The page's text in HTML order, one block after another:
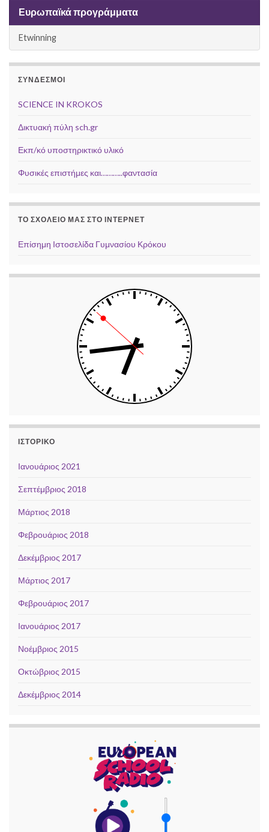
Ευρωπαϊκά προγράμματα
Etwinning
ΣΎΝΔΕΣΜΟΙ
SCIENCE IN KROKOS
Δικτυακή πύλη sch.gr
Εκπ/κό υποστηρικτικό υλικό
Φυσικές επιστήμες και………..φαντασία
ΤΟ ΣΧΟΛΕΙΟ ΜΑΣ ΣΤΟ ΙΝΤΕΡΝΕΤ
Επίσημη Ιστοσελίδα Γυμνασίου Κρόκου
ΙΣΤΟΡΙΚΌ
Ιανουάριος 2021
Σεπτέμβριος 2018
Μάρτιος 2018
Φεβρουάριος 2018
Δεκέμβριος 2017
Μάρτιος 2017
Φεβρουάριος 2017
Ιανουάριος 2017
Νοέμβριος 2015
Οκτώβριος 2015
Δεκέμβριος 2014